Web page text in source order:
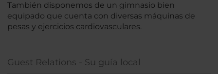
También disponemos de un gimnasio bien
equipado que cuenta con diversas máquinas de
pesas y ejercicios cardiovasculares.
Guest Relations - Su guía local